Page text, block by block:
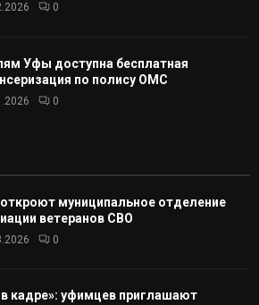
0
Уфы доступна бесплатная
по полису ОМС
0
муниципальное отделение
ветеранов СВО
0
кадре»: уфимцев приглашают